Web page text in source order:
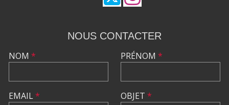
NOUS CONTACTER
NOM *
EMAIL*
PRÉNOM *
OBJET *